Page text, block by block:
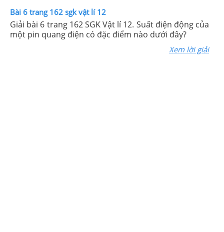
Bài 6 trang 162 sgk vật lí 12
Giải bài 6 trang 162 SGK Vật lí 12. Suất điện động của
một pin quang điện có đặc điểm nào dưới đây?
Xem lời giải